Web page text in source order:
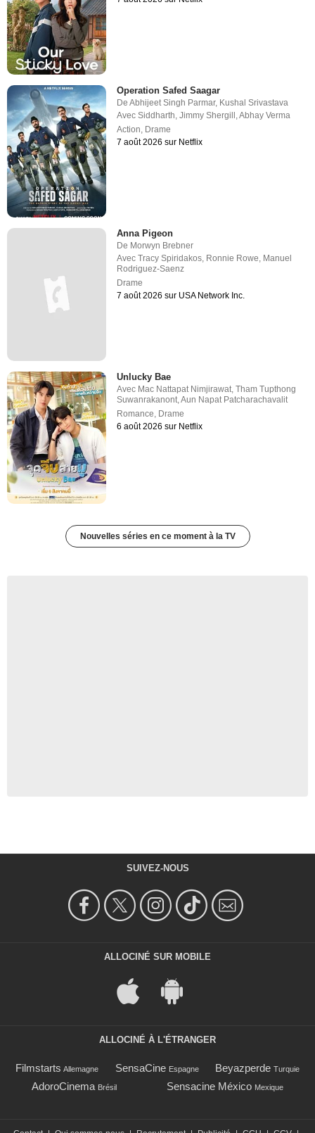
Operation Safed Saagar
DeAbhijeet Singh Parmar, Kushal Srivastava
AvecSiddharth,Jimmy Shergill ,Abhay Verma
Action, Drame
7 août 2026 sur Netflix
Anna Pigeon
De Morwyn Brebner
AvecTracy Spiridakos, Ronnie Rowe, Manuel
Rodriguez-Saenz
Drame
7 août 2026 sur USA Network Inc.
Unlucky Bae
Avec Mac Nattapat Nimjirawat ,Tham Tupthong
Suwanrakanont ,Aun Napat Patcharachavalit
Romance Drame
6 août 2026 sur Netflix
Nouvelles séries en ce moment à la TV
SUIVEZ-NOUS
ALLOCINÉ SUR MOBILE
ALLOCINÉ À L'ÉTRANGER
Filmstarts Allemagne SensaCine Espagne Beyazperde Turquie
AdoroCinema Brésil Sensacine México Mexique